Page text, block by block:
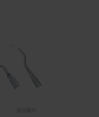
製品番号: